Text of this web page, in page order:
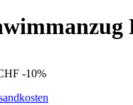
-10%